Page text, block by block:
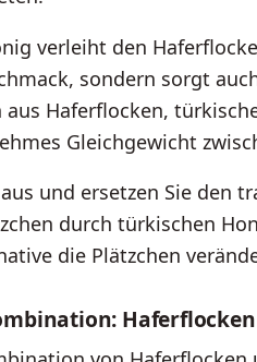
verleiht den
sondern sorgt
Haferflocken,
Gleichgewicht
und ersetzen Sie den
durch türkischen
die Plätzchen